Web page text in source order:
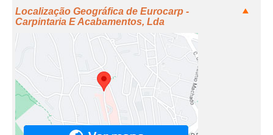
Localização Geográfica de Eurocarp -
Carpintaria E Acabamentos, Lda